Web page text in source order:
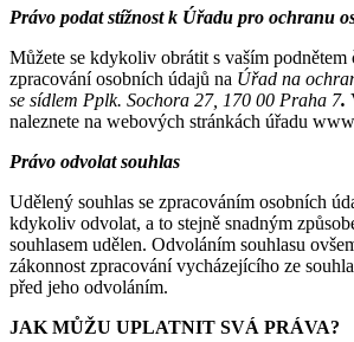
Právo podat stížnost k Úřadu pro ochranu
Můžete se kdykoliv obrátit s vaším podnětem
zpracování osobních údajů na Úřad na
se sídlem Pplk. Sochora 27, 170 00 Praha 7.
naleznete na webových stránkách úřadu
Právo odvolat souhlas
Udělený souhlas se zpracováním osobních
kdykoliv odvolat, a to stejně snadným
souhlasem udělen. Odvoláním souhlasu
zákonnost zpracování vycházejícího ze
před jeho odvoláním.
JAK MŮŽU UPLATNIT SVÁ PRÁVA?